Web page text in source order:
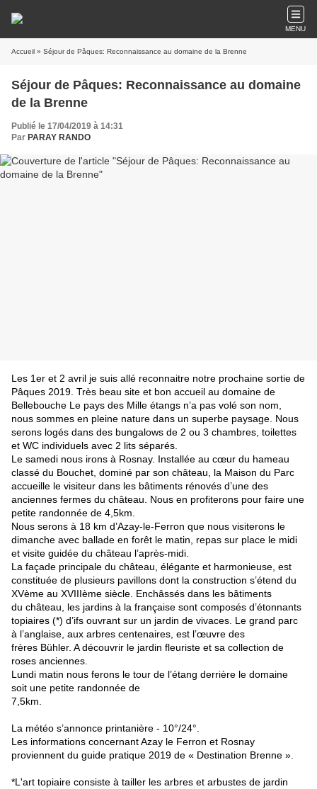
MENU
Accueil » Séjour de Pâques: Reconnaissance au domaine de la Brenne
Séjour de Pâques: Reconnaissance au domaine
de la Brenne
Publié le 17/04/2019 à 14:31
Par PARAY RANDO
Les 1er et 2 avril je suis allé reconnaitre notre prochaine sortie de
Pâques 2019. Très beau site et bon accueil au domaine de
Bellebouche Le pays des Mille étangs n’a pas volé son nom,
nous sommes en pleine nature dans un superbe paysage. Nous
serons logés dans des bungalows de 2 ou 3 chambres, toilettes
et WC individuels avec 2 lits séparés.
Le samedi nous irons à Rosnay. Installée au cœur du hameau
classé du Bouchet, dominé par son château, la Maison du Parc
accueille le visiteur dans les bâtiments rénovés d’une des
anciennes fermes du château. Nous en profiterons pour faire une
petite randonnée de 4,5km.
Nous serons à 18 km d’Azay-le-Ferron que nous visiterons le
dimanche avec ballade en forêt le matin, repas sur place le midi
et visite guidée du château l’après-midi.
La façade principale du château, élégante et harmonieuse, est
constituée de plusieurs pavillons dont la construction s’étend du
XVème au XVIIIème siècle. Enchâssés dans les bâtiments
du château, les jardins à la française sont composés d’étonnants
topiaires (*) d’ifs ouvrant sur un jardin de vivaces. Le grand parc
à l’anglaise, aux arbres centenaires, est l’œuvre des
frères Bühler. A découvrir le jardin fleuriste et sa collection de
roses anciennes.
Lundi matin nous ferons le tour de l’étang derrière le domaine
soit une petite randonnée de
7,5km.
La météo s’annonce printanière - 10°/24°.
Les informations concernant Azay le Ferron et Rosnay
proviennent du guide pratique 2019 de « Destination Brenne ».
*L'art topiaire consiste à tailler les arbres et arbustes de jardin